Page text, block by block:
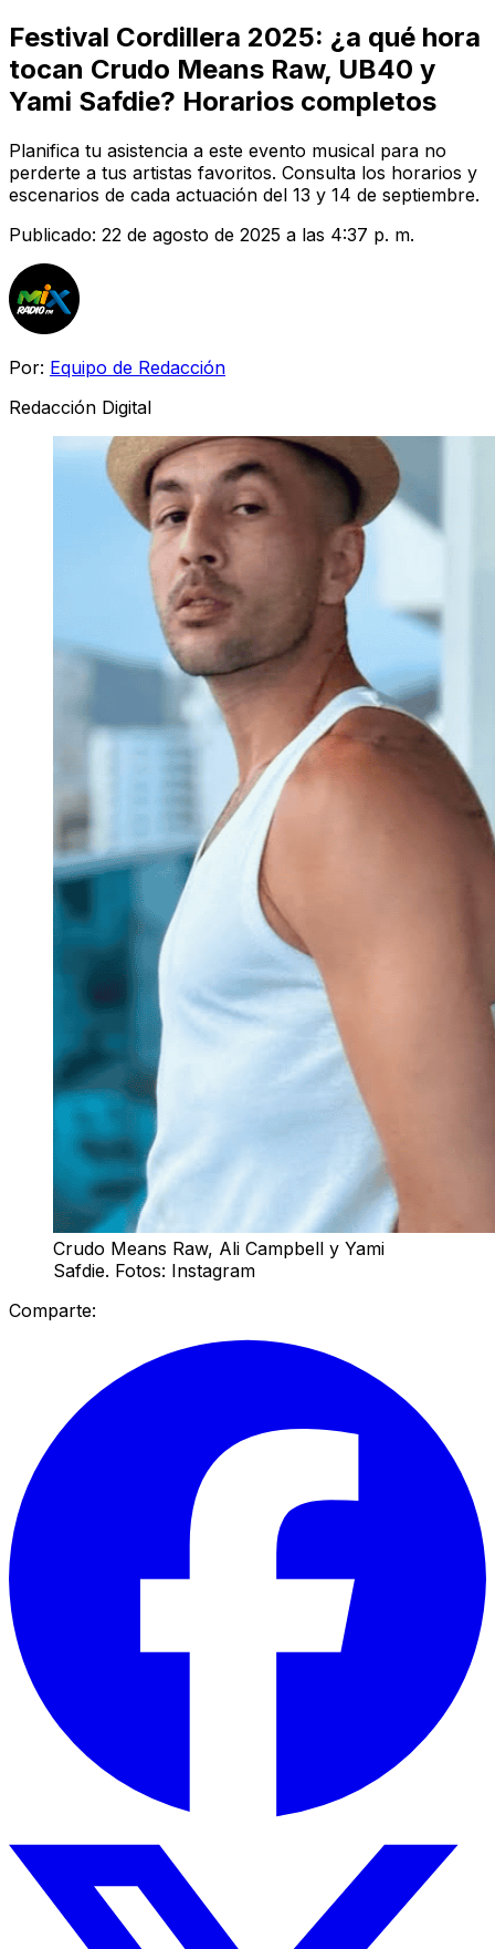
Festival Cordillera 2025: ¿a qué hora
tocan Crudo Means Raw, UB40 y
Yami Safdie? Horarios completos
Planifica tu asistencia a este evento musical para no
perderte a tus artistas favoritos. Consulta los horarios y
escenarios de cada actuación del 13 y 14 de septiembre.
Publicado: 22 de agosto de 2025 a las 4:37 p. m.
Por: Equipo de Redacción
Redacción Digital
Crudo Means Raw, Ali Campbell y Yami
Safdie. Fotos: Instagram
Comparte: